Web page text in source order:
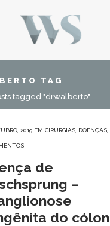
TAG
tagged "drwalberto"
2019 EM CIRURGIAS DOENÇAS
de
–
do cólon